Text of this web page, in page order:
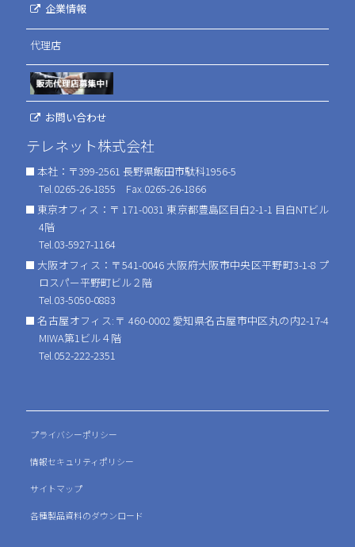
企業情報
代理店
お問い合わせ
テレネット株式会社
本社：〒399-2561 長野県飯田市駄科1956-5
Tel.0265-26-1855 Fax.0265-26-1866
東京オフィス：〒 171-0031 東京都豊島区目白2-1-1 目白NTビル
4階
Tel.03-5927-1164
大阪オフィス：〒541-0046 大阪府大阪市中央区平野町3-1-8 プ
ロスパー平野町ビル２階
Tel.03-5050-0883
名古屋オフィス:〒 460-0002 愛知県名古屋市中区丸の内2-17-4
MIWA第1ビル４階
Tel.052-222-2351
プライバシーポリシー
情報セキュリティポリシー
サイトマップ
各種製品資料のダウンロード